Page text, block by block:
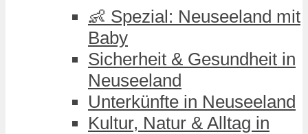
👶 Spezial: Neuseeland mit
Baby
Sicherheit & Gesundheit in
Neuseeland
Unterkünfte in Neuseeland
Kultur, Natur & Alltag in